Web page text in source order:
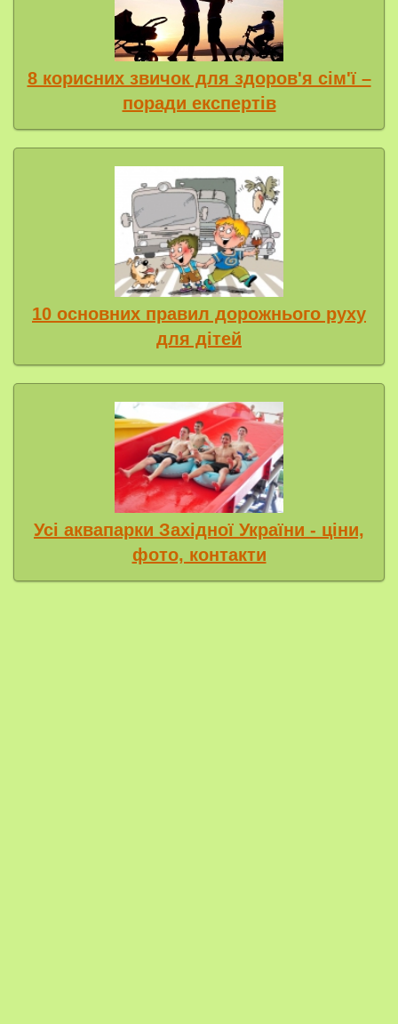
8 корисних звичок для здоров'я сім'ї –
поради експертів
10 основних правил дорожнього руху
для дітей
Усі аквапарки Західної України - ціни,
фото, контакти